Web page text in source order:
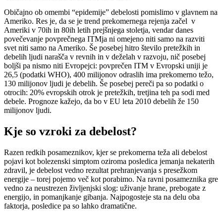
Običajno ob omembi “epidemije” debelosti pomislimo v glavnem na
Ameriko. Res je, da se je trend prekomernega rejenja začel v
Ameriki v 70ih in 80ih letih prejšnjega stoletja, vendar danes
povečevanje povprečnega ITMja ni omejeno niti samo na razviti
svet niti samo na Ameriko. Še posebej hitro število pretežkih in
debelih ljudi narašča v revnih in v deželah v razvoju, nič posebej
boljši pa nismo niti Evropejci: povprečen ITM v Evropski uniji je
26,5 (podatki WHO), 400 milijonov odraslih ima prekomerno težo,
130 milijonov ljudi je debelih. Še posebej pereči pa so podatki o
otrocih: 20% evropskih otrok je pretežkih, tretjina teh pa sodi med
debele. Prognoze kažejo, da bo v EU leta 2010 debelih že 150
milijonov ljudi.
Kje so vzroki za debelost?
Razen redkih posameznikov, kjer se prekomerna teža ali debelost
pojavi kot bolezenski simptom oziroma posledica jemanja nekaterih
zdravil, je debelost vedno rezultat prehranjevanja s presežkom
energije – torej pojemo več kot porabimo. Na ravni posameznika gre
vedno za neustrezen življenjski slog: uživanje hrane, prebogate z
energijo, in pomanjkanje gibanja. Najpogosteje sta na delu oba
faktorja, posledice pa so lahko dramatične.